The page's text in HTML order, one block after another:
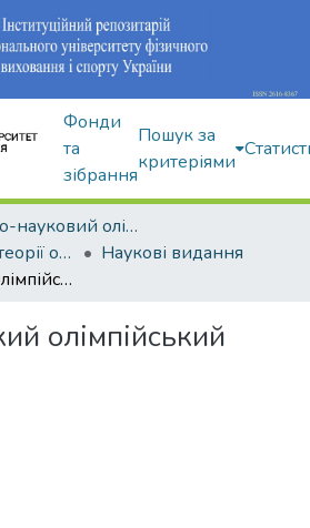
Фонди
та
зібрання
Пошук за
критеріями
Навчально-науковий олімпійський інститут
Кафедра історії і теорії олімпійського спорту
Наукові видання
Всеукраїнський олімпійський урок
олімпійський